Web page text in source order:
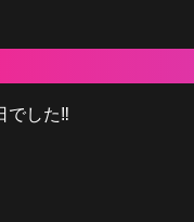
でした‼️